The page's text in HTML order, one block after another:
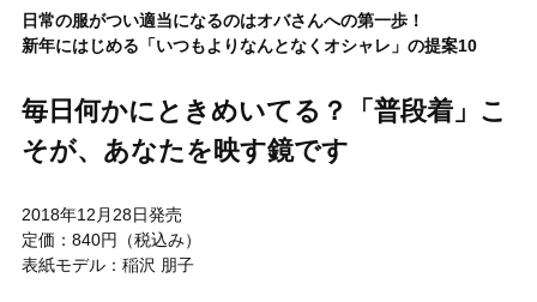
日常の服がつい適当になるのはオバさんへの第一歩！
新年にはじめる「いつもよりなんとなくオシャレ」の提案10
毎日何かにときめいてる？「普段着」こ
そが、あなたを映す鏡です
2018年12月28日発売
定価：840円（税込み）
表紙モデル：稲沢 朋子